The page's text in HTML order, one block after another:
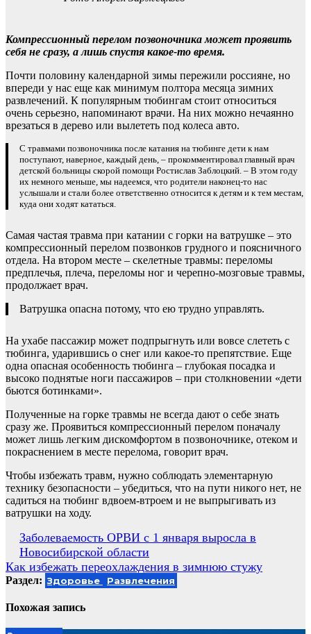
Компрессионный перелом позвоночника может проявить
себя не сразу, а лишь спустя какое-то время.
Почти половину календарной зимы пережили россияне, но
впереди у нас еще как минимум полтора месяца зимних
развлечений. К популярным тюбингам стоит относиться
очень серьезно, напоминают врачи. На них можно нечаянно
врезаться в дерево или вылететь под колеса авто.
С травмами позвоночника после катания на тюбинге дети к нам
поступают, наверное, каждый день, – прокомментировал главный врач
детской больницы скорой помощи Ростислав Заблоцкий. – В этом году
их немного меньше, мы надеемся, что родители наконец-то нас
услышали и стали более ответственно относится к детям и к тем местам,
куда они ходят кататься.
Самая частая травма при катании с горки на ватрушке – это
компрессионный перелом позвонков грудного и поясничного
отдела. На втором месте – скелетные травмы: переломы
предплечья, плеча, переломы ног и черепно-мозговые травмы,
продолжает врач.
Ватрушка опасна потому, что ею трудно управлять.
На ухабе пассажир может подпрыгнуть или вовсе слететь с
тюбинга, ударившись о снег или какое-то препятствие. Еще
одна опасная особенность тюбинга – глубокая посадка и
высоко поднятые ноги пассажиров – при столкновении «дети
бьются ботинками».
Полученные на горке травмы не всегда дают о себе знать
сразу же. Проявиться компрессионный перелом поначалу
может лишь легким дискомфортом в позвоночнике, отеком и
покраснением в месте перелома, говорит врач.
Чтобы избежать травм, нужно соблюдать элементарную
технику безопасности – убедиться, что на пути никого нет, не
садиться на тюбинг вдвоем-втроем и не выпрыгивать из
ватрушки на ходу.
Навигация
по
записям
Заболеваемость ОРВИ с 1 января выросла в
Новосибирской области
Как избежать переохлаждения в зимнюю стужу
Раздел: Здоровье Развлечения
Похожая запись